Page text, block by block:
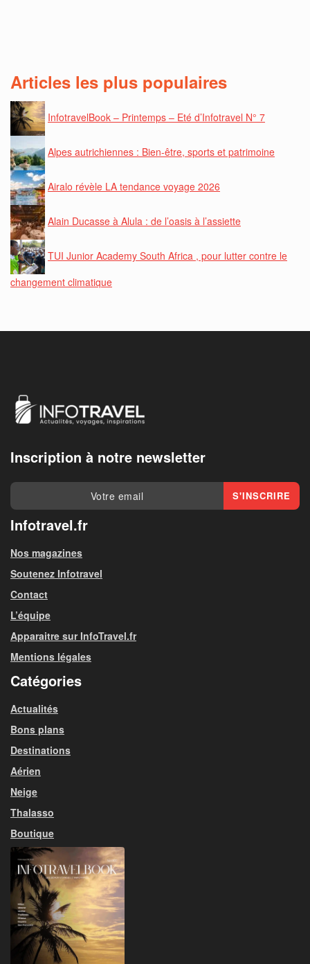
Articles les plus populaires
InfotravelBook – Printemps – Eté d’Infotravel N° 7
Alpes autrichiennes : Bien-être, sports et patrimoine
Airalo révèle LA tendance voyage 2026
Alain Ducasse à Alula : de l’oasis à l’assiette
TUI Junior Academy South Africa , pour lutter contre le
changement climatique
Inscription à notre newsletter
Infotravel.fr
Nos magazines
Soutenez Infotravel
Contact
L’équipe
Apparaitre sur InfoTravel.fr
Mentions légales
Catégories
Actualités
Bons plans
Destinations
Aérien
Neige
Thalasso
Boutique